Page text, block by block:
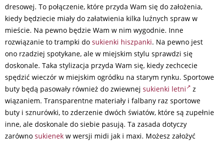
dresowej. To połączenie, które przyda Wam się do założenia,
kiedy będziecie miały do załatwienia kilka luźnych spraw w
mieście. Na pewno będzie Wam w nim wygodnie. Inne
rozwiązanie to trampki do sukienki hiszpanki. Na pewno jest
ono rzadziej spotykane, ale w miejskim stylu sprawdzi się
doskonale. Taka stylizacja przyda Wam się, kiedy zechcecie
spędzić wieczór w miejskim ogródku na starym rynku. Sportowe
buty będą pasowały również do zwiewnej sukienki letni
z
wiązaniem. Transparentne materiały i falbany raz sportowe
buty i sznurówki, to zderzenie dwóch światów, które są zupełnie
inne, ale doskonale do siebie pasują. Ta zasada dotyczy
zarówno sukienek w wersji midi jak i maxi. Możesz założyć